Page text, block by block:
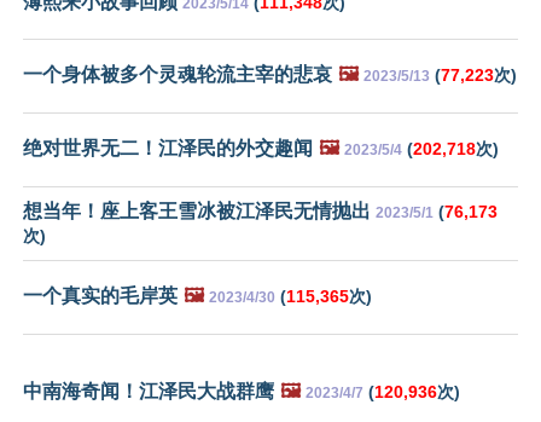
一个身体被多个灵魂轮流主宰的悲哀 🖼️ 2023/5/13 (77,223次)
绝对世界无二！江泽民的外交趣闻 🖼️ 2023/5/4 (202,718次)
想当年！座上客王雪冰被江泽民无情抛出 2023/5/1 (76,173
次)
一个真实的毛岸英 🖼️ 2023/4/30 (115,365次)
中南海奇闻！江泽民大战群鹰 🖼️ 2023/4/7 (120,936次)